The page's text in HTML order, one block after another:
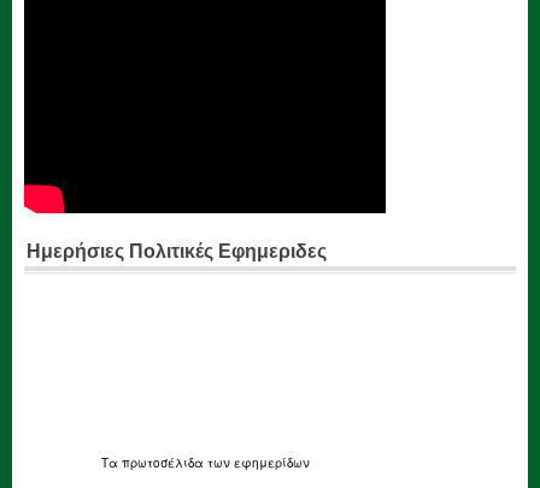
Ημερήσιες Πολιτικές Εφημεριδες
Τα πρωτοσέλιδα των εφημερίδων